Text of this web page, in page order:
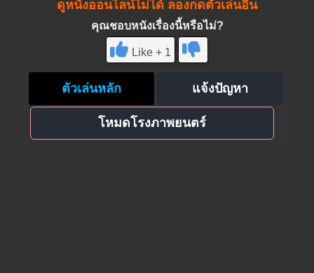
ดูหนังออนไลน์ไม่ได้ ลองกดตัวเล่นอื่น
คุณชอบหนังเรื่องนี้หรือไม่?
Like + 1
ตัวเล่นหลัก แจ้งปัญหา
โหมดโรงภาพยนตร์